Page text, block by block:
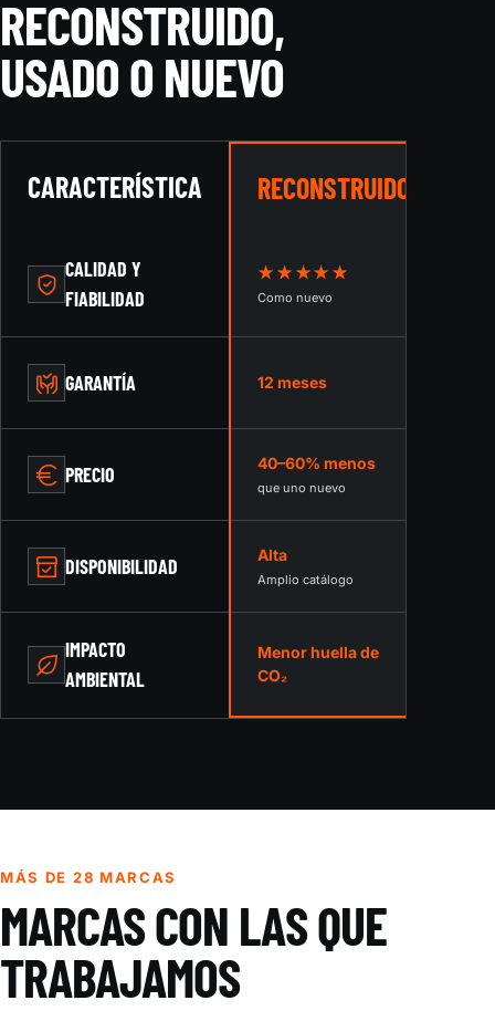
RECONSTRUIDO,
USADO O NUEVO
CARACTERÍSTICA RECONSTRUIDO
CALIDAD Y
FIABILIDAD
★★★★★
Como nuevo
GARANTÍA 12 meses
PRECIO 40–60% menos
que uno nuevo
DISPONIBILIDAD Alta
Amplio catálogo
IMPACTO
AMBIENTAL
Menor huella de
CO₂
MÁS DE 28 MARCAS
MARCAS CON LAS QUE
TRABAJAMOS